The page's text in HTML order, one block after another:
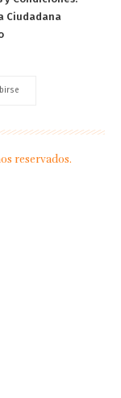
Ciudadana
reservados.